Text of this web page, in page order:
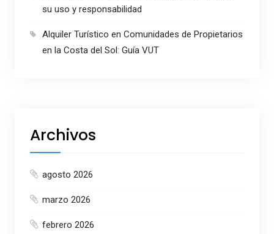
su uso y responsabilidad
Alquiler Turístico en Comunidades de Propietarios
en la Costa del Sol: Guía VUT
Archivos
agosto 2026
marzo 2026
febrero 2026